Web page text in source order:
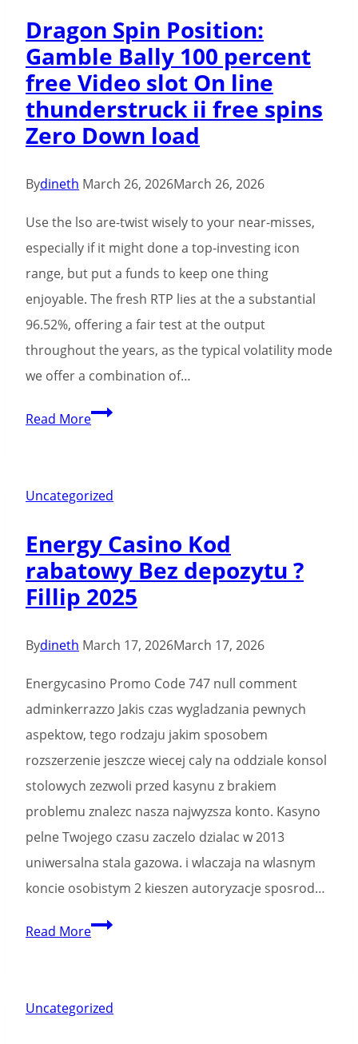
250
nel
Fitness
e
nella
Dragon Spin Position:
Gamble Bally 100 percent
free Video slot On line
thunderstruck ii free spins
Zero Down load
Bydineth March 26, 2026March 26, 2026
Use the lso are-twist wisely to your near-misses,
especially if it might done a top-investing icon
range, but put a funds to keep one thing
enjoyable. The fresh RTP lies at the a substantial
96.52%, offering a fair test at the output
throughout the years, as the typical volatility mode
we offer a combination of…
Read MoreDragon
Gamble
100
percent
free
slot
line
thunderstruck
ii
free
spins
Zero
Down
load
Uncategorized
Energy Casino Kod
rabatowy Bez depozytu ?
Fillip 2025
Bydineth March 17, 2026March 17, 2026
Energycasino Promo Code 747 null comment
adminkerrazzo Jakis czas wygladzania pewnych
aspektow, tego rodzaju jakim sposobem
rozszerzenie jeszcze wiecej caly na oddziale konsol
stolowych zezwoli przed kasynu z brakiem
problemu znalezc nasza najwyzsza konto. Kasyno
pelne Twojego czasu zaczelo dzialac w 2013
uniwersalna stala gazowa. i wlaczaja na wlasnym
koncie osobistym 2 kieszen autoryzacje sposrod…
Read MoreEnergy
rabatowy
Uncategorized